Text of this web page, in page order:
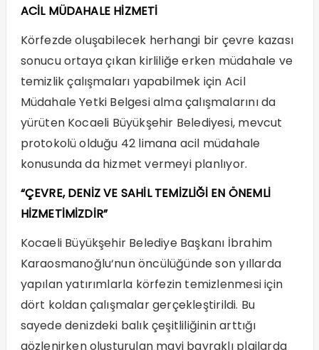
ACİL MÜDAHALE HİZMETİ
Körfezde oluşabilecek herhangi bir çevre kazası
sonucu ortaya çıkan kirliliğe erken müdahale ve
temizlik çalışmaları yapabilmek için Acil
Müdahale Yetki Belgesi alma çalışmalarını da
yürüten Kocaeli Büyükşehir Belediyesi, mevcut
protokolü olduğu 42 limana acil müdahale
konusunda da hizmet vermeyi planlıyor.
“ÇEVRE, DENİZ VE SAHİL TEMİZLİĞİ EN ÖNEMLİ
HİZMETİMİZDİR”
Kocaeli Büyükşehir Belediye Başkanı İbrahim
Karaosmanoğlu‘nun öncülüğünde son yıllarda
yapılan yatırımlarla körfezin temizlenmesi için
dört koldan çalışmalar gerçekleştirildi. Bu
sayede denizdeki balık çeşitliliğinin arttığı
gözlenirken oluşturulan mavi bayraklı plajlarda